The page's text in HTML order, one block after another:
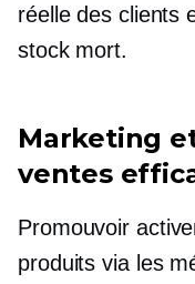
réelle des clients
stock mort.
Marketing
ventes
Promouvoir
produits via les